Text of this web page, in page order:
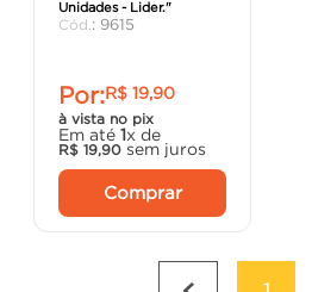
Unidades - Lider."
: 9615
Por:R$ 19,90
à vista no pix
Em até 1x de
R$ 19,90 sem juros
Comprar
porta
º cadeira